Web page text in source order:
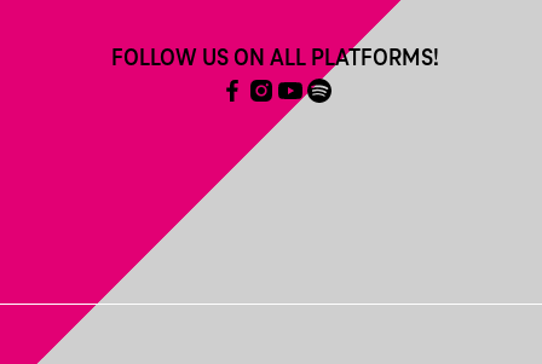
FOLLOW US ON ALL PLATFORMS!